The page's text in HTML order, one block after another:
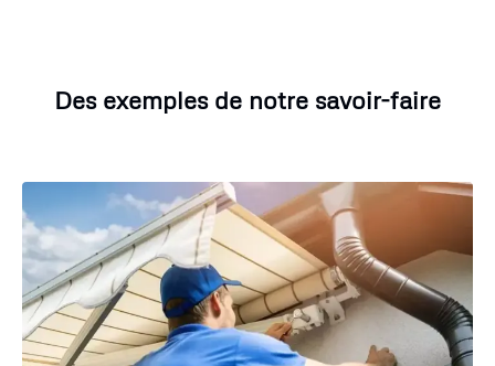
Des exemples de notre savoir-faire